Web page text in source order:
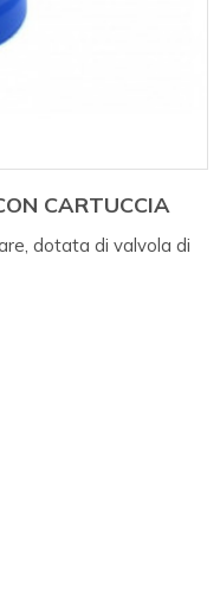
CARTUCCIA
dotata di valvola di